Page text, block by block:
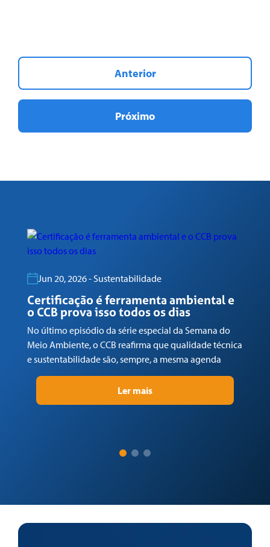
Anterior
Próximo
Jun 20, 2026 - Sustentabilidade
Certificação é ferramenta ambiental e
o CCB prova isso todos os dias
No último episódio da série especial da Semana do
Meio Ambiente, o CCB reafirma que qualidade técnica
e sustentabilidade são, sempre, a mesma agenda
Ler mais